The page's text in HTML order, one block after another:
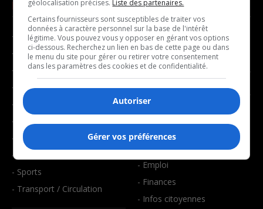
NOUVELLES
- Affaires municipales
- Communauté / Social
- Culture
- Économie
- Éducation
- Environnement
- Faits divers
- Santé et bien-être
- Sports
- Transport / Circulation
MUSIQUE
- Décompte franco
- Joué récemment
BALADOS
- Affaires
- Art de vivre
- Bien-être
- Emploi
- Finances
- Infos citoyennes
géolocalisation précises. Liste des partenaires.
Certains fournisseurs sont susceptibles de traiter vos
données à caractère personnel sur la base de l'intérêt
légitime. Vous pouvez vous y opposer en gérant vos options
ci-dessous. Recherchez un lien en bas de cette page ou dans
le menu du site pour gérer ou retirer votre consentement
dans les paramètres des cookies et de confidentialité.
Autoriser
Gérer vos préférences